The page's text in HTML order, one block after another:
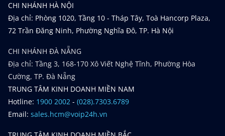
CHI NHÁNH HÀ NỘI
Địa chỉ: Phòng 1020, Tầng 10 - Tháp Tây, Toà Hancorp Plaza,
72 Trần Đăng Ninh, Phường Nghĩa Đô, TP. Hà Nội
CHI NHÁNH ĐÀ NẴNG
Địa chỉ: Tầng 3, 168-170 Xô Viết Nghệ Tĩnh, Phường Hòa
Cường, TP. Đà Nẵng
TRUNG TÂM KINH DOANH MIỀN NAM
Hotline: 1900 2002 - (028).7303.6789
Email: sales.hcm@voip24h.vn